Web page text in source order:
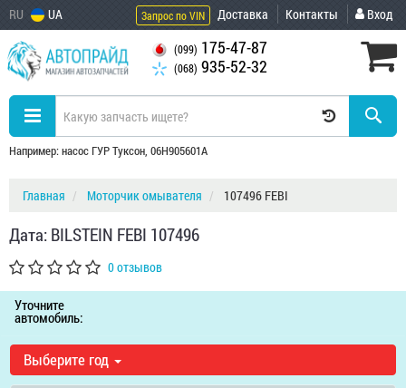
RU UA Запрос по VIN Доставка Контакты Вход
(099) 175-47-87
(068) 935-52-32
Например: насос ГУР Туксон, 06H905601A
Главная Моторчик омывателя 107496 FEBI
Дата: BILSTEIN FEBI 107496
0 отзывов
Уточните
автомобиль:
Выберите год